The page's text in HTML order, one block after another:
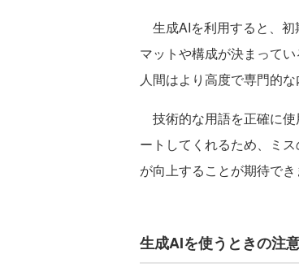
生成AIを利用すると、初
マットや構成が決まって
人間はより高度で専門的
技術的な用語を正確に
ートしてくれるため、ミ
が向上することが期待でき
生成AIを使うときの注